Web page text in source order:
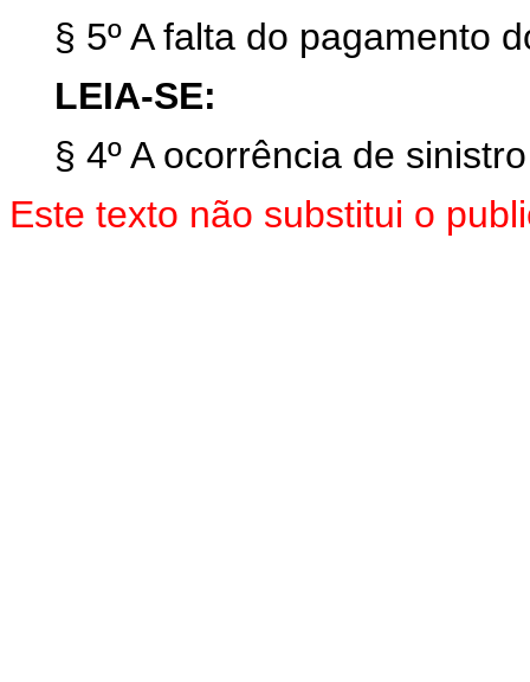
§ 5º A falta do pagamento
LEIA-SE:
§ 4º A ocorrência de
Este texto não substitui o